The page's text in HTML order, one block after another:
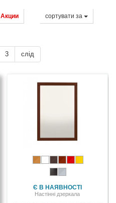
сортувати за
Акции
3 слід
Є В НАЯВНОСТІ
Настінні дзеркала